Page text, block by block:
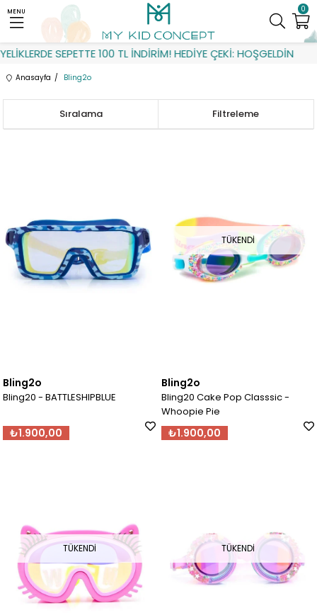
SEPETTE 100 TL İNDİRİM! HEDİYE ÇEKİ: HOŞGELDİN
0
MENU
Anasayfa Bling2o
Filtreleme
Sıralama
Bling2o
Bling20 - BATTLESHIPBLUE
₺1.900,00
TÜKENDI
Bling2o
Bling20 Cake Pop Classsic -
Whoopie Pie
₺1.900,00
TÜKENDI TÜKENDI